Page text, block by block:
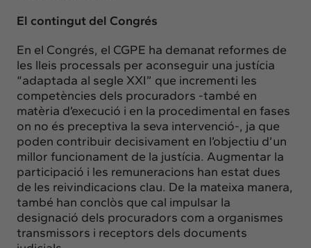
El contingut del Congrés
En el Congrés, el CGPE ha demanat reformes de
les lleis processals per aconseguir una justícia
“adaptada al segle XXI” que incrementi les
competències dels procuradors -també en
matèria d’execució i en la procedimental en fases
on no és preceptiva la seva intervenció-, ja que
poden contribuir decisivament en l’objectiu d’un
millor funcionament de la justícia. Augmentar la
participació i les remuneracions han estat dues
de les reivindicacions clau. De la mateixa manera,
també han conclòs que cal impulsar la
designació dels procuradors com a organismes
transmissors i receptors dels documents